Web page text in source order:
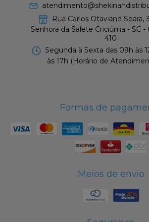
Rua Carlos Otaviano Seara,
Senhora da Salete Criciúma - SC -
410
Segunda à Sexta das 09h às
às 17h (Horário de
Formas de
Meios de envio